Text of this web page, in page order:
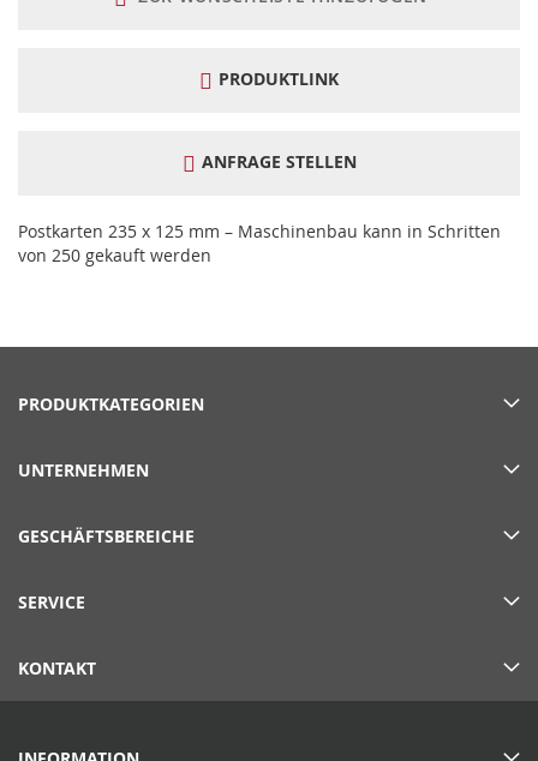
PRODUKTLINK
ANFRAGE STELLEN
Postkarten 235 x 125 mm – Maschinenbau kann in Schritten
von 250 gekauft werden
PRODUKTKATEGORIEN
UNTERNEHMEN
GESCHÄFTSBEREICHE
SERVICE
KONTAKT